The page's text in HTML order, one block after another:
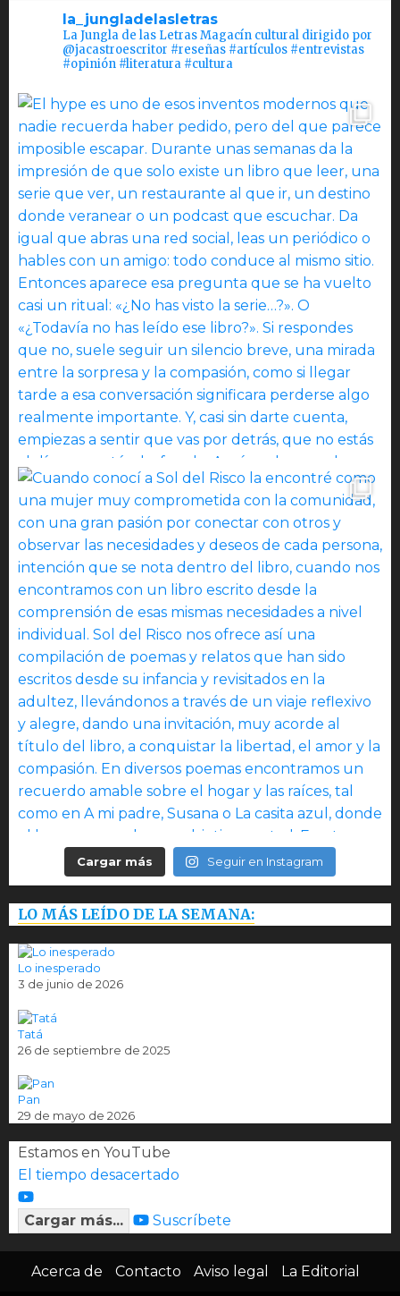
la_jungladelasletras
La Jungla de las Letras Magacín cultural dirigido por
@jacastroescritor #reseñas #artículos #entrevistas
#opinión #literatura #cultura
Cargar más Seguir en Instagram
LO MÁS LEÍDO DE LA SEMANA:
Lo inesperado
3 de junio de 2026
Tatá
26 de septiembre de 2025
Pan
29 de mayo de 2026
Estamos en YouTube
El tiempo desacertado
Cargar más... Suscríbete
Acerca de Contacto Aviso legal La Editorial